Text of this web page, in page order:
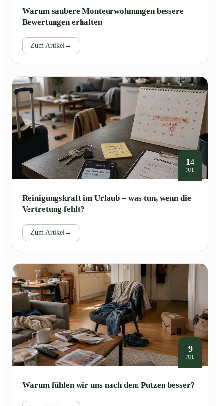
Warum saubere Monteurwohnungen bessere
Bewertungen erhalten
Zum Artikel →
14
JUL
Reinigungskraft im Urlaub – was tun, wenn die
Vertretung fehlt?
Zum Artikel →
9
JUL
Warum fühlen wir uns nach dem Putzen besser?